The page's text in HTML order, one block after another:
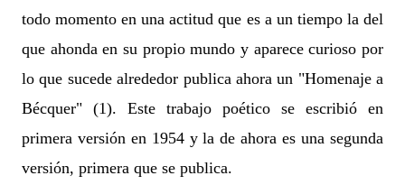
todo momento en una actitud que es a un tiempo la del
que ahonda en su propio mundo y aparece curioso por
lo que sucede alrededor publica ahora un "Homenaje a
Bécquer" (1). Este trabajo poético se escribió en
primera versión en 1954 y la de ahora es una segunda
versión, primera que se publica.